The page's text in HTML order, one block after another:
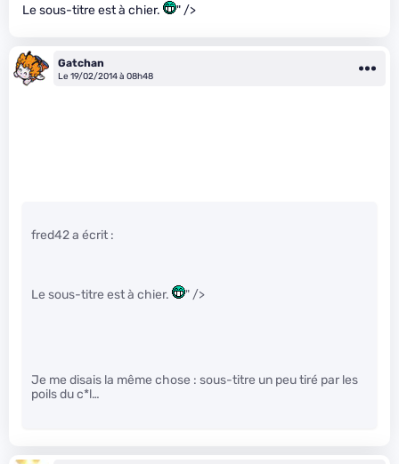
Le sous-titre est à chier. " />
Gatchan
Le 19/02/2014 à 08h48
fred42 a écrit :
Le sous-titre est à chier. " />
Je me disais la même chose : sous-titre un peu tiré par les
poils du c*l…